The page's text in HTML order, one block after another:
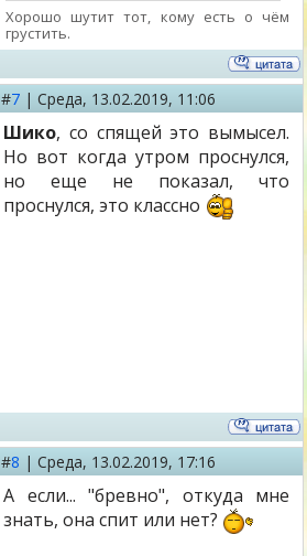
Хорошо шутит тот, кому есть о чём
грустить.
#7 | Среда, 13.02.2019, 11:06
Шико, со спящей это вымысел.
Но вот когда утром проснулся,
но еще не показал, что
проснулся, это классно
#8 | Среда, 13.02.2019, 17:16
А если... "бревно", откуда мне
знать, она спит или нет?